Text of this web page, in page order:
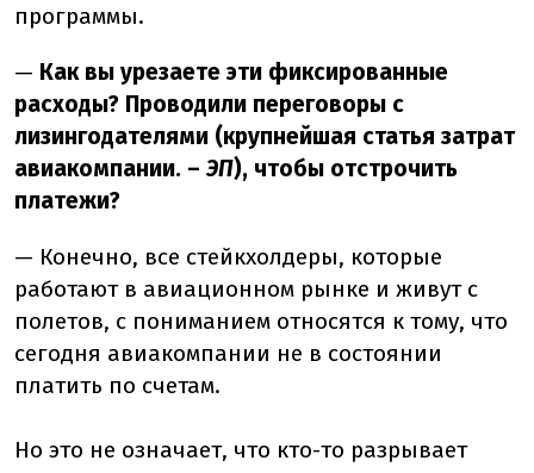
программы.
— Как вы урезаете эти фиксированные
расходы? Проводили переговоры с
лизингодателями (крупнейшая статья затрат
авиакомпании. –ЭП), чтобы отстрочить
платежи?
— Конечно, все стейкхолдеры, которые
работают в авиационном рынке и живут с
полетов, с пониманием относятся к тому, что
сегодня авиакомпании не в состоянии
платить по счетам.
Но это не означает, что кто-то разрывает